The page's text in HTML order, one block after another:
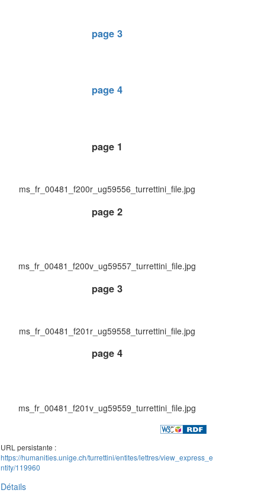
page 3
page 4
page 1
ms_fr_00481_f200r_ug59556_turrettini_file.jpg
page 2
ms_fr_00481_f200v_ug59557_turrettini_file.jpg
page 3
ms_fr_00481_f201r_ug59558_turrettini_file.jpg
page 4
ms_fr_00481_f201v_ug59559_turrettini_file.jpg
URL persistante :
https://humanities.unige.ch/turrettini/entites/lettres/view_express_e
ntity/119960
Détails